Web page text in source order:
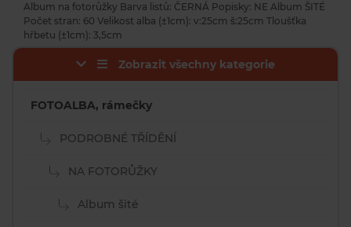
Album na fotorůžky Barva listů: ČERNÁ Popisky: NE Album ŠITÉ
Počet stran: 60 Velikost alba (±1cm): v:25cm š:25cm Tloušťka
hřbetu (±1cm): 3,5cm
Zobrazit všechny kategorie
FOTOALBA, rámečky
PODROBNÉ TŘÍDĚNÍ
NA FOTORŮŽKY
Album šité